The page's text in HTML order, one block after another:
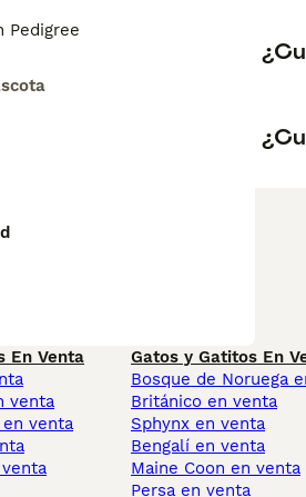
Pedigree
En Venta
venta
venta
Gatos y Gatitos En
Bosque de Noruega
Británico en venta
Sphynx en venta
Bengalí en venta
Maine Coon en venta
Persa en venta